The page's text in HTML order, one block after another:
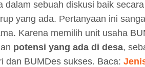
dalam sebuah diskusi baik
yang ada. Pertanyaan ini
Karena memilih unit usaha
potensi yang ada di desa,
dan BUMDes sukses. Baca: